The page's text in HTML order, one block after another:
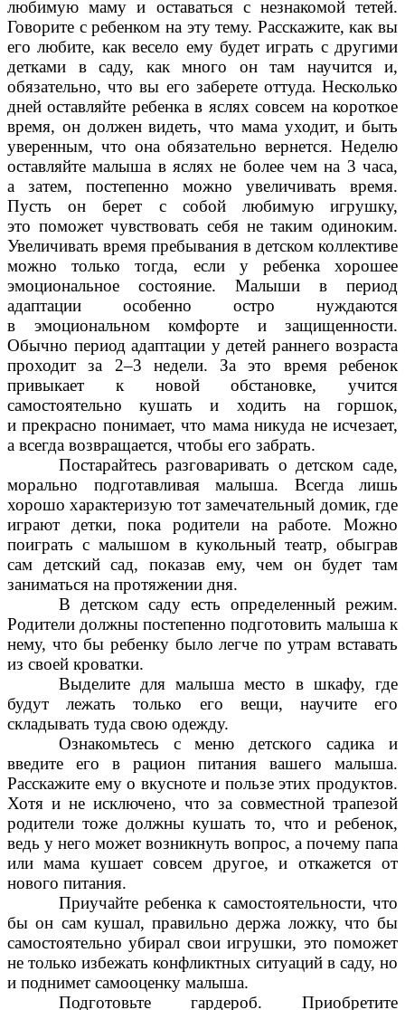
любимую маму и оставаться с незнакомой тетей.
Говорите с ребенком на эту тему. Расскажите, как вы
его любите, как весело ему будет играть с другими
детками в саду, как много он там научится и,
обязательно, что вы его заберете оттуда. Несколько
дней оставляйте ребенка в яслях совсем на короткое
время, он должен видеть, что мама уходит, и быть
уверенным, что она обязательно вернется. Неделю
оставляйте малыша в яслях не более чем на 3 часа,
а затем, постепенно можно увеличивать время.
Пусть он берет с собой любимую игрушку,
это поможет чувствовать себя не таким одиноким.
Увеличивать время пребывания в детском коллективе
можно только тогда, если у ребенка хорошее
эмоциональное состояние. Малыши в период
адаптации особенно остро нуждаются
в эмоциональном комфорте и защищенности.
Обычно период адаптации у детей раннего возраста
проходит за 2–3 недели. За это время ребенок
привыкает к новой обстановке, учится
самостоятельно кушать и ходить на горшок,
и прекрасно понимает, что мама никуда не исчезает,
а всегда возвращается, чтобы его забрать.
Постарайтесь разговаривать о детском саде,
морально подготавливая малыша. Всегда лишь
хорошо характеризую тот замечательный домик, где
играют детки, пока родители на работе. Можно
поиграть с малышом в кукольный театр, обыграв
сам детский сад, показав ему, чем он будет там
заниматься на протяжении дня.
В детском саду есть определенный режим.
Родители должны постепенно подготовить малыша к
нему, что бы ребенку было легче по утрам вставать
из своей кроватки.
Выделите для малыша место в шкафу, где
будут лежать только его вещи, научите его
складывать туда свою одежду.
Ознакомьтесь с меню детского садика и
введите его в рацион питания вашего малыша.
Расскажите ему о вкусноте и пользе этих продуктов.
Хотя и не исключено, что за совместной трапезой
родители тоже должны кушать то, что и ребенок,
ведь у него может возникнуть вопрос, а почему папа
или мама кушает совсем другое, и откажется от
нового питания.
Приучайте ребенка к самостоятельности, что
бы он сам кушал, правильно держа ложку, что бы
самостоятельно убирал свои игрушки, это поможет
не только избежать конфликтных ситуаций в саду, но
и поднимет самооценку малыша.
Подготовьте гардероб. Приобретите